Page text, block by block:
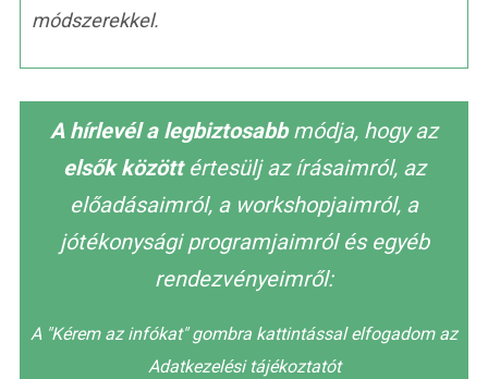
módszerekkel.
A hírlevél a legbiztosabbmódja, hogy az
elsők közöttértesülj az írásaimról, az
előadásaimról, a workshopjaimról, a
jótékonysági programjaimról és egyéb
rendezvényeimről:
A "Kérem az infókat" gombra kattintással elfogadom az
Adatkezelési tájékoztatót